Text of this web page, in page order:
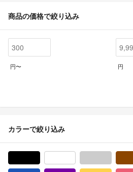
商品の価格で絞り込み
円〜 円
カラーで絞り込み